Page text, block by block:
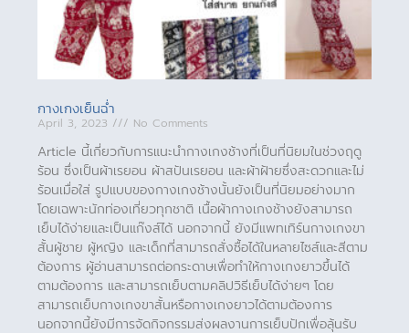
กางเกงเย็นฉ่ำ
April 3, 2023 No Comments
Article นี้เกี่ยวกับการแนะนำกางเกงช้างที่เป็นที่นิยมในช่วงฤดู
ร้อน ซึ่งเป็นผ้าเรยอน ผ้าสปันเรยอน และผ้าฝ้ายซึ่งสะดวกและไม่
ร้อนเมื่อใส่ รูปแบบของกางเกงช้างนั้นยังเป็นที่นิยมอย่างมาก
โดยเฉพาะนักท่องเที่ยวทุกชาติ เนื้อผ้ากางเกงช้างยังสามารถ
เย็บได้ง่ายและเป็นแก๊งส์ได้ นอกจากนี้ ยังมีแพทเทิร์นกางเกงขา
สั้นผู้ชาย ผู้หญิง และเด็กที่สามารถสั่งซื้อได้ในหลายไซส์และสีตาม
ต้องการ ผู้อ่านสามารถต่อกระดาษเพื่อทำให้กางเกงยาวขึ้นได้
ตามต้องการ และสามารถเย็บตามคลิปวิธีเย็บได้ง่ายๆ โดย
สามารถเย็บกางเกงขาสั้นหรือกางเกงยาวได้ตามต้องการ
นอกจากนี้ยังมีการจัดกิจกรรมส่งผลงานการเย็บปักเพื่อลุ้นรับ